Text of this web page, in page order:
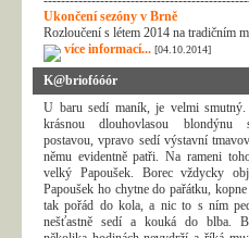
Ukončení sezóny v Brně
Rozloučení s létem 2014 na tradičním
více informací... [04.10.2014]
K@briofóóór
U baru sedí maník, je velmi
krásnou dlouhovlasou blondýnu
postavou, vpravo sedí výstavní
němu evidentně patři. Na rameni
velký Papoušek. Borec vždycky
Papoušek ho chytne do pařátku,
tak pořád do kola, a nic to s ním
nešťastně sedí a kouká do blba.